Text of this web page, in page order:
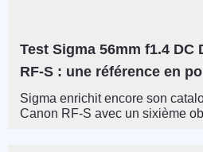
Test Sigma 56mm f1.4 DC
RF-S : une référence en
Sigma enrichit encore son
Canon RF-S avec un sixième